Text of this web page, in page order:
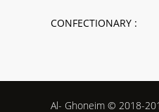
CONFECTIONARY :
Al- Ghoneim © 2018-